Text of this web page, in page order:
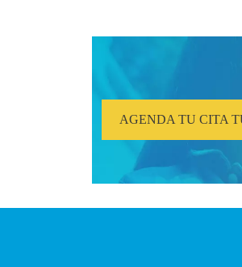
AGENDA TU CITA